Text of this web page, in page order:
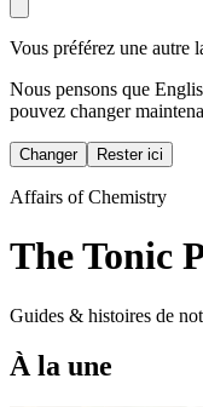
Vous préférez une autre
Nous pensons que
pouvez changer
Changer Rester ici
Affairs of Chemistry
The Tonic
Guides & histoires de
À la une